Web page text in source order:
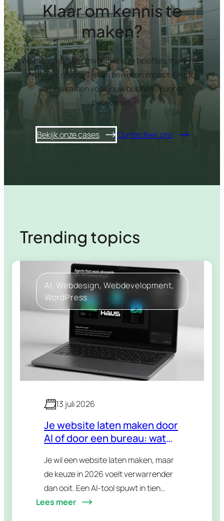
Klaar om kennis te
maken?
We blazen je niet omver met loze beloftes, maar met
strategie, creativiteit en bewezen impact. Ontdek
wat we samen voor jouw business kunnen
betekenen.
Bekijk onze cases Contacteer ons
Trending topics
AI, Webdesign, Webdevelopment
WordPress
13 juli 2026
Je website laten maken door
AI of door een bureau: wat
Je wil een website laten maken, maar
de keuze in 2026 voelt verwarrender
dan ooit. Een AI-tool spuwt in tien
minuten een werkende site uit. Een
Lees meer